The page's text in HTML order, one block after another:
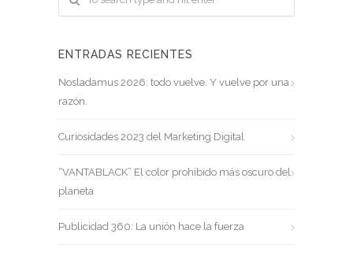
ENTRADAS RECIENTES
Nosladamus 2026: todo vuelve. Y vuelve por una
razón.
Curiosidades 2023 del Marketing Digital
“VANTABLACK” El color prohibido más oscuro del
planeta
Publicidad 360: La unión hace la fuerza